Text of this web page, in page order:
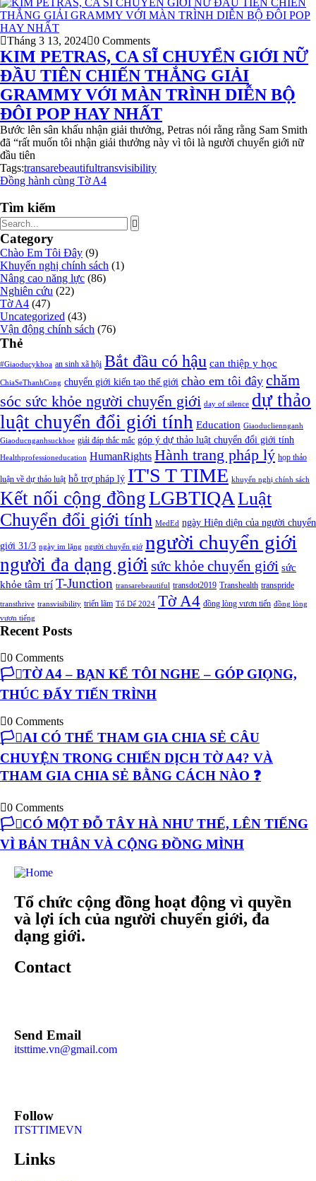
Tháng 3 13, 2024 0 Comments
KIM PETRAS, CA SĨ CHUYỂN GIỚI NỮ
ĐẦU TIÊN CHIẾN THẮNG GIẢI
GRAMMY VỚI MÀN TRÌNH DIỄN BỘ
ĐÔI POP HAY NHẤT
Bước lên sân khấu nhận giải thưởng, Petras nói rằng rằng Sam Smith
đã “rất muốn tôi nhận giải thưởng này vì tôi là người chuyển giới nữ
đầu tiên
Tags:transarebeautifultransvisibility
Đồng hành cùng Tờ A4
Tìm kiếm
Category
Chào Em Tôi Đây (9)
Khuyến nghị chính sách (1)
Nâng cao năng lực (86)
Nghiên cứu (22)
Tờ A4 (47)
Uncategorized (43)
Vận động chính sách (76)
Thẻ
#Giaoducykhoa an sinh xã hội Bắt đầu có hậu can thiệp y học
ChiaSeThanhCong chuyển giới kiến tạo thế giới chào em tôi đây chăm
sóc sức khỏe người chuyển giới day of silence dự thảo
luật chuyển đổi giới tính Education Giaoducliennganh
Giaoducnganhsuckhoe giải đáp thắc mắc góp ý dự thảo luật chuyển đổi giới tính
Healthprofessioneducation HumanRights Hành trang pháp lý họp thảo
luận về dự thảo luật hỗ trợ pháp lý IT'S T TIME khuyến nghị chính sách
Kết nối cộng đồngLGBTIQA Luật
Chuyển đổi giới tính MedEd ngày Hiện diện của người chuyển
giới 31/3 ngày im lặng người chuyển giớ người chuyển giới
người đa dạng giới sức khỏe chuyển giới sức
khỏe tâm trí T-Junction transarebeautiful transdot2019 Transhealth transpride
transthrive transvisibility triển lãm Tổ Dế 2024 Tờ A4 đồng lòng vươn tiến đồng lòng
vươn tiếng
Recent Posts
0 Comments
🏳️‍⚧️TỜ A4 – BẠN KỂ TÔI NGHE – GÓP GIỌNG,
THÚC ĐẨY TIẾN TRÌNH
0 Comments
🏳️‍⚧️AI CÓ THỂ THAM GIA CHIA SẺ CÂU
CHUYỆN TRONG CHIẾN DỊCH TỜ A4? VÀ
THAM GIA CHIA SẺ BẰNG CÁCH NÀO ❓
0 Comments
🏳️‍⚧️CÓ MỘT ĐỖ TÂY HÀ NHƯ THẾ, LÊN TIẾNG
VÌ BẢN THÂN VÀ CỘNG ĐỒNG MÌNH
Tổ chức cộng đồng hoạt động vì quyền
và lợi ích của người chuyển giới, đa
dạng giới.
Contact
Send Email
itsttime.vn@gmail.com
Follow
ITSTTIMEVN
Links